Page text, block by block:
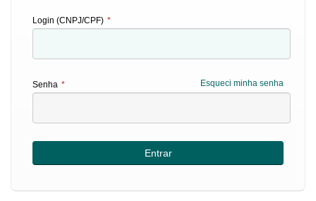
Login (CNPJ/CPF) *
Esqueci minha senha
Senha *